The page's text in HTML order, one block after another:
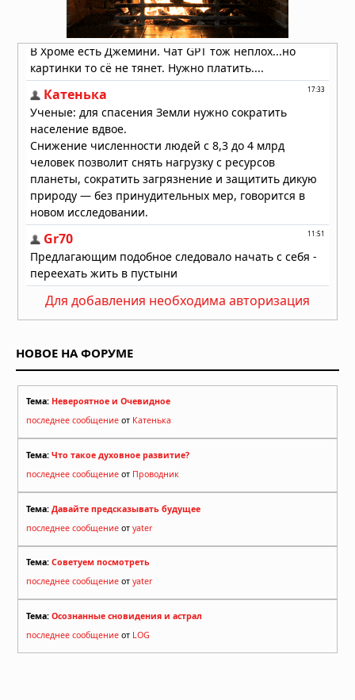
Испания готовится к 47-градусной
жаре: третья волна тепла
обрушивается на страну
23.07.2026 в 07:01
Для добавления необходима авторизация
НОВОЕ НА ФОРУМЕ
Тема: Невероятное и Очевидное
последнее сообщение от Катенька
Тема: Что такое духовное развитие?
последнее сообщение от Проводник
Тема: Давайте предсказывать будущее
последнее сообщение от yater
Тема: Советуем посмотреть
последнее сообщение от yater
Тема: Осознанные сновидения и астрал
последнее сообщение от LOG